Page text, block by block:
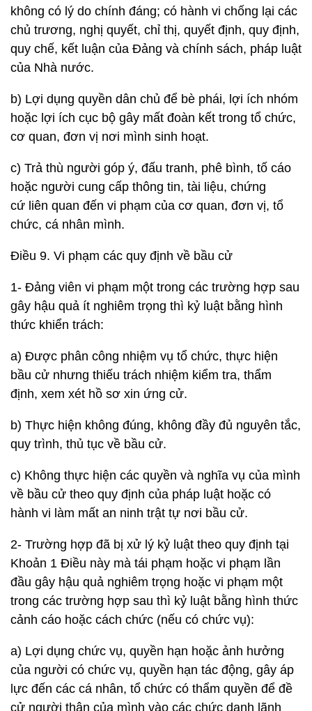
không có lý do chính đáng; có hành vi chống lại các
chủ trương, nghị quyết, chỉ thị, quyết định, quy định,
quy chế, kết luận của Đảng và chính sách, pháp luật
của Nhà nước.
b) Lợi dụng quyền dân chủ để bè phái, lợi ích nhóm
hoặc lợi ích cục bộ gây mất đoàn kết trong tổ chức,
cơ quan, đơn vị nơi mình sinh hoạt.
c) Trả thù người góp ý, đấu tranh, phê bình, tố cáo
hoặc người cung cấp thông tin, tài liệu, chứng
cứ liên quan đến vi phạm của cơ quan, đơn vị, tổ
chức, cá nhân mình.
Điều 9. Vi phạm các quy định về bầu cử
1- Đảng viên vi phạm một trong các trường hợp sau
gây hậu quả ít nghiêm trọng thì kỷ luật bằng hình
thức khiển trách:
a) Được phân công nhiệm vụ tổ chức, thực hiện
bầu cử nhưng thiếu trách nhiệm kiểm tra, thẩm
định, xem xét hồ sơ xin ứng cử.
b) Thực hiện không đúng, không đầy đủ nguyên tắc,
quy trình, thủ tục về bầu cử.
c) Không thực hiện các quyền và nghĩa vụ của mình
về bầu cử theo quy định của pháp luật hoặc có
hành vi làm mất an ninh trật tự nơi bầu cử.
2- Trường hợp đã bị xử lý kỷ luật theo quy định tại
Khoản 1 Điều này mà tái phạm hoặc vi phạm lần
đầu gây hậu quả nghiêm trọng hoặc vi phạm một
trong các trường hợp sau thì kỷ luật bằng hình thức
cảnh cáo hoặc cách chức (nếu có chức vụ):
a) Lợi dụng chức vụ, quyền hạn hoặc ảnh hưởng
của người có chức vụ, quyền hạn tác động, gây áp
lực đến các cá nhân, tổ chức có thẩm quyền để đề
cử người thân của mình vào các chức danh lãnh